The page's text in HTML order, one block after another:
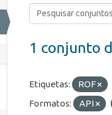
1 conjunto
Etiquetas: ROF
Formatos:
API